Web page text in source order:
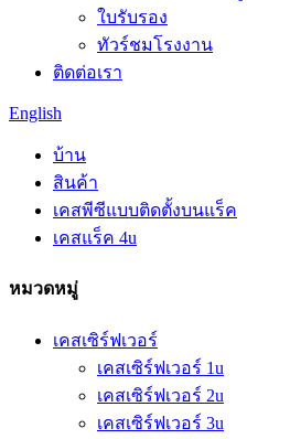
ใบรับรอง
ทัวร์ชมโรงงาน
ติดต่อเรา
English
บ้าน
สินค้า
เคสพีซีแบบติดตั้งบนแร็ค
เคสแร็ค 4u
หมวดหมู่
เคสเซิร์ฟเวอร์
เคสเซิร์ฟเวอร์ 1u
เคสเซิร์ฟเวอร์ 2u
เคสเซิร์ฟเวอร์ 3u